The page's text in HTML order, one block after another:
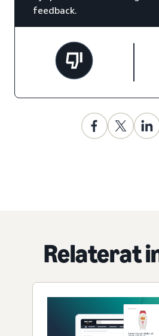
feedback.
Relaterat